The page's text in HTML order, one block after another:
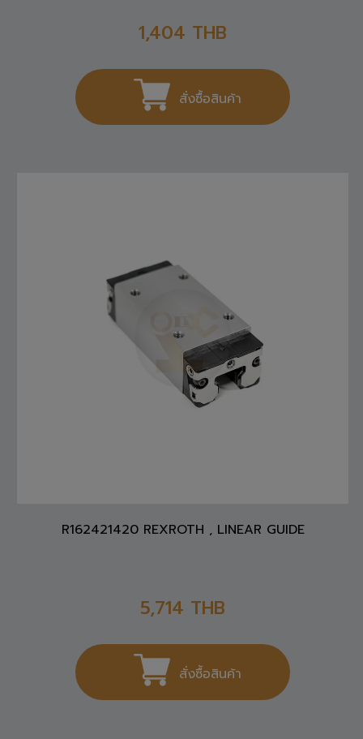
1,404 THB
สั่งซื้อสินค้า
R162421420 REXROTH , LINEAR GUIDE
5,714 THB
สั่งซื้อสินค้า